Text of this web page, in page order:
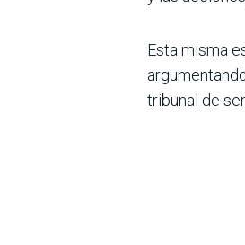
Esta misma
tribunal de